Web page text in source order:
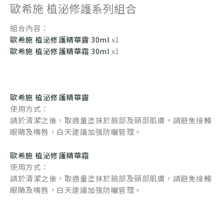
歐希施 植泌修護系列組合
組合內容：
歐希施 植泌修護精華露 30ml x1
歐希施 植泌修護精華霜 30ml x1
歐希施 植泌修護精華露
使用方式：
請於清潔之後，取適量塗抹於臉部及頸部肌膚，請避免接觸
眼睛及嘴唇，白天建議加強防曬管理。
歐希施 植泌修護精華霜
使用方式：
請於清潔之後，取適量塗抹於臉部及頸部肌膚，請避免接觸
眼睛及嘴唇，白天建議加強防曬管理。